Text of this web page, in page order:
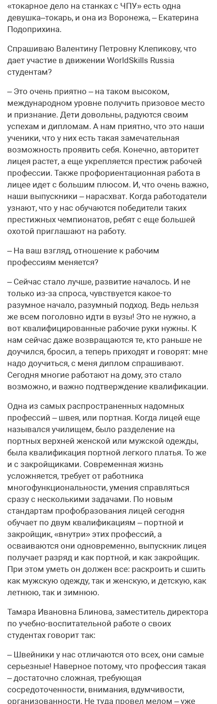
«токарное дело на станках с ЧПУ» есть одна
девушка–токарь, и она из Воронежа, – Екатерина
Подоприхина.
Спрашиваю Валентину Петровну Клепикову, что
дает участие в движении WorldSkills Russia
студентам?
– Это очень приятно – на таком высоком,
международном уровне получить призовое место
и признание. Дети довольны, радуются своим
успехам и дипломам. А нам приятно, что это наши
ученики, что у них есть такая замечательная
возможность проявить себя. Конечно, авторитет
лицея растет, а еще укрепляется престиж рабочей
профессии. Также профориентационная работа в
лицее идет с большим плюсом. И, что очень важно,
наши выпускники – нарасхват. Когда работодатели
узнают, что у нас обучаются победители таких
престижных чемпионатов, ребят с еще большей
охотой приглашают на работу.
– На ваш взгляд, отношение к рабочим
профессиям меняется?
– Сейчас стало лучше, развитие началось. И не
только из-за спроса, чувствуется какое-то
разумное начало, разумный подход. Ведь нельзя
же всем поголовно идти в вузы! Это не нужно, а
вот квалифицированные рабочие руки нужны. К
нам сейчас даже возвращаются те, кто раньше не
доучился, бросил, а теперь приходят и говорят: мне
надо доучиться, с меня диплом спрашивают.
Сегодня многие работают на дому, это стало
возможно, и важно подтверждение квалификации.
Одна из самых распространенных надомных
профессий – швея, или портная. Когда лицей еще
назывался училищем, было разделение на
портных верхней женской или мужской одежды,
была квалификация портной легкого платья. То же
и с закройщиками. Современная жизнь
усложняется, требует от работника
многофункциональности, умения справляться
сразу с несколькими задачами. По новым
стандартам профобразования лицей сегодня
обучает по двум квалификациям – портной и
закройщик, «внутри» этих профессий, а
осваиваются они одновременно, выпускник лицея
получает разряд и как портной, и как закройщик.
При этом уметь он должен все: раскроить и сшить
как мужскую одежду, так и женскую, и детскую, как
летнюю, так и зимнюю.
Тамара Ивановна Блинова, заместитель директора
по учебно-воспитательной работе о своих
студентах говорит так:
– Швейники у нас отличаются ото всех, они самые
серьезные! Наверное потому, что профессия такая
– достаточно сложная, требующая
сосредоточенности, внимания, вдумчивости,
организованности. Не туда провел мелом – уже